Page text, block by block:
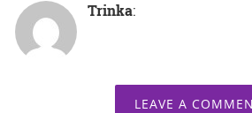
Trinka:
LEAVE A